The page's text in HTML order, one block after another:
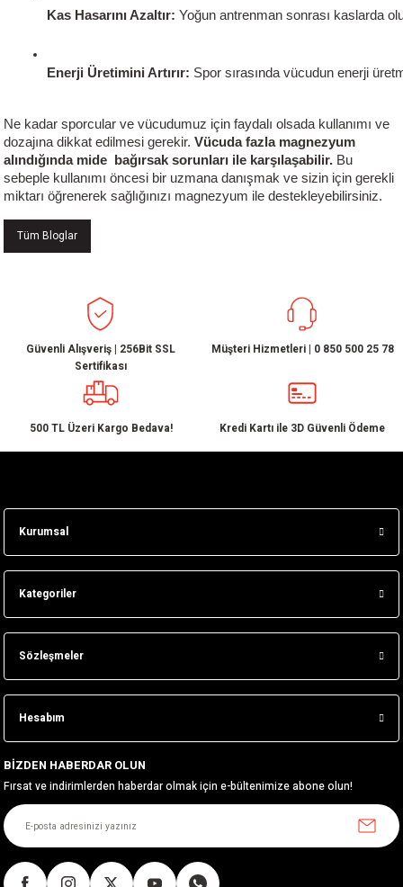
Kas Hasarını Azaltır: Yoğun antrenman sonrası kaslarda
Enerji Üretimini Artırır: Spor sırasında vücudun enerji
Ne kadar sporcular ve vücudumuz için faydalı olsada kullanımı ve
dozajına dikkat edilmesi gerekir. Vücuda fazla magnezyum
alındığında mide bağırsak sorunları ile karşılaşabilir. Bu
sebeple kullanımı öncesi bir uzmana danışmak ve sizin için gerekli
miktarı öğrenerek sağlığınızı magnezyum ile destekleyebilirsiniz.
Tüm Bloglar
Güvenli Alışveriş | 256Bit SSL
Sertifikası
Müşteri Hizmetleri | 0 850 500 25 78
500 TL Üzeri Kargo Bedava! Kredi Kartı ile 3D Güvenli Ödeme
Kurumsal
Kategoriler
Sözleşmeler
Hesabım
BİZDEN HABERDAR OLUN
Fırsat ve indirimlerden haberdar olmak için e-bültenimize abone olun!